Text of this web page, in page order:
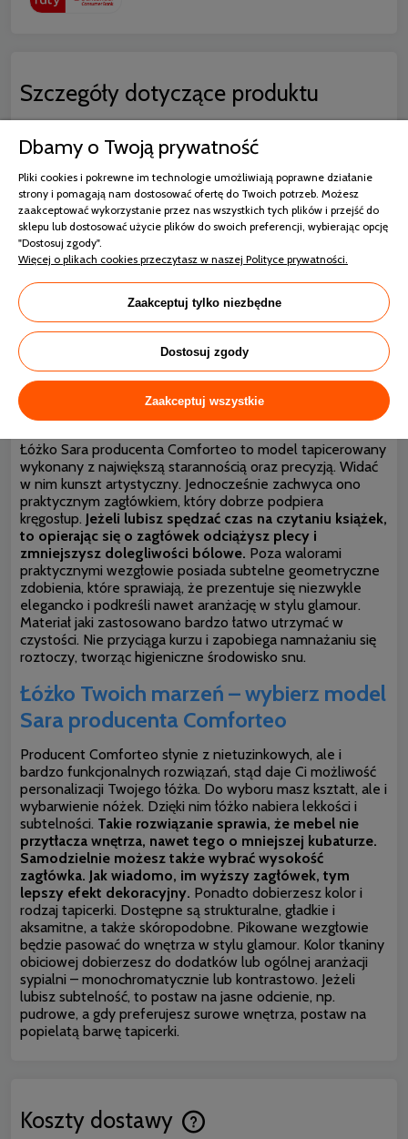
Szczegóły dotyczące produktu
COMFORTEO ŁÓŻKO SARA –
niecodzienna elegancja i wyjątkowa
trwałość
Łóżko tapicerowane Sara producenta Comforteo to
model, który od razu przyciąga uwagę swoją estetyką.
reprezentacyjnego charakteru. Oczywiście na uwagę
zasługuje fakt, że łóżko jest też bardzo trwałe. Zapewnia
dobre podparcie dla pleców i posłuży przez wiele lat.
Łóżko Sara Comforteo – stylowa
forma i nowoczesność, która Cię
zachwyci
Łóżko Sara producenta Comforteo to model tapicerowany
wykonany z największą starannością oraz precyzją. Widać
w nim kunszt artystyczny. Jednocześnie zachwyca ono
praktycznym zagłówkiem, który dobrze podpiera
kręgosłup. Jeżeli lubisz spędzać czas na czytaniu książek,
to opierając się o zagłówek odciążysz plecy i
zmniejszysz dolegliwości bólowe. Poza walorami
praktycznymi wezgłowie posiada subtelne geometryczne
zdobienia, które sprawiają, że prezentuje się niezwykle
elegancko i podkreśli nawet aranżację w stylu glamour.
Materiał jaki zastosowano bardzo łatwo utrzymać w
czystości. Nie przyciąga kurzu i zapobiega namnażaniu się
roztoczy, tworząc higieniczne środowisko snu.
Łóżko Twoich marzeń – wybierz model
Sara producenta Comforteo
Producent Comforteo słynie z nietuzinkowych, ale i
bardzo funkcjonalnych rozwiązań, stąd daje Ci możliwość
personalizacji Twojego łóżka. Do wyboru masz kształt, ale i
wybarwienie nóżek. Dzięki nim łóżko nabiera lekkości i
subtelności. Takie rozwiązanie sprawia, że mebel nie
przytłacza wnętrza, nawet tego o mniejszej kubaturze.
Samodzielnie możesz także wybrać wysokość
zagłówka. Jak wiadomo, im wyższy zagłówek, tym
lepszy efekt dekoracyjny. Ponadto dobierzesz kolor i
rodzaj tapicerki. Dostępne są strukturalne, gładkie i
aksamitne, a także skóropodobne. Pikowane wezgłowie
będzie pasować do wnętrza w stylu glamour. Kolor tkaniny
obiciowej dobierzesz do dodatków lub ogólnej aranżacji
sypialni – monochromatycznie lub kontrastowo. Jeżeli
lubisz subtelność, to postaw na jasne odcienie, np.
pudrowe, a gdy preferujesz surowe wnętrza, postaw na
popielatą barwę tapicerki.
Koszty dostawy
Cena nie zawiera ewentualnych
Dbamy o Twoją prywatność
Pliki cookies i pokrewne im technologie umożliwiają poprawne działanie
strony i pomagają nam dostosować ofertę do Twoich potrzeb. Możesz
zaakceptować wykorzystanie przez nas wszystkich tych plików i przejść do
sklepu lub dostosować użycie plików do swoich preferencji, wybierając opcję
"Dostosuj zgody".
Więcej o plikach cookies przeczytasz w naszej Polityce prywatności.
Zaakceptuj tylko niezbędne
Dostosuj zgody
Zaakceptuj wszystkie